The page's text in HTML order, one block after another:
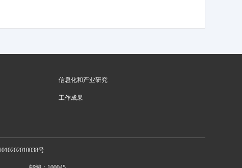
信息化和产业研究
工作成果
号